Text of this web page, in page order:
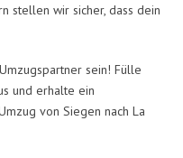
stellen wir sicher, dass dein
sein! Fülle
und erhalte ein
von Siegen nach La